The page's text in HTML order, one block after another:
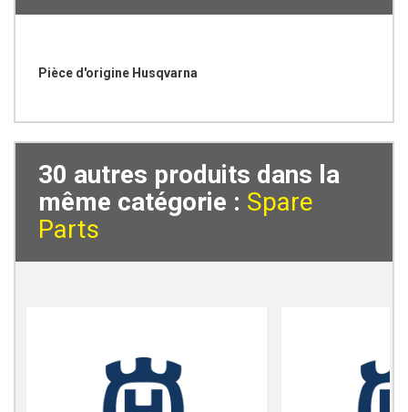
Pièce d'origine Husqvarna
30 autres produits dans la
même catégorie : Spare
Parts